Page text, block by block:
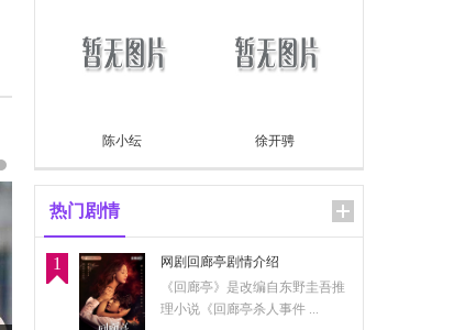
陈小纭 徐开骋
热门剧情
1
网剧回廊亭剧情介绍
《回廊亭》是改编自东野圭吾推
理小说《回廊亭杀人事件 ...